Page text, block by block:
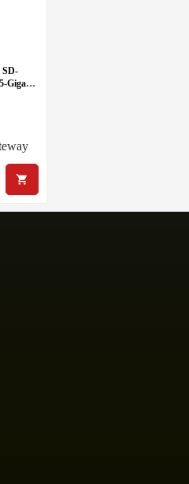
SD-
Gigabit